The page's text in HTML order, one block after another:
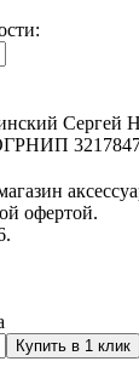
Сергей
офертой.
Купить в 1 клик